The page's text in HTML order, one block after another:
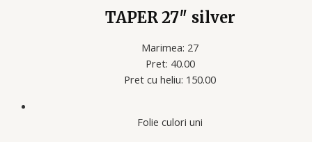
TAPER 27″ silver
Marimea: 27
Pret: 40.00
Pret cu heliu: 150.00
Folie culori uni